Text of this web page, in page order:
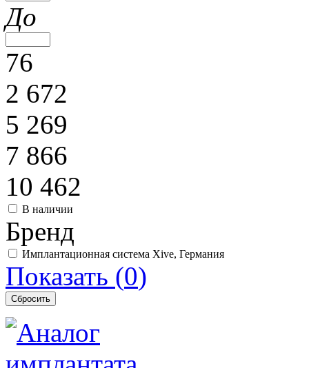
До
76
2 672
5 269
7 866
10 462
В наличии
Бренд
Имплантационная система Xive, Германия
Показать (0)